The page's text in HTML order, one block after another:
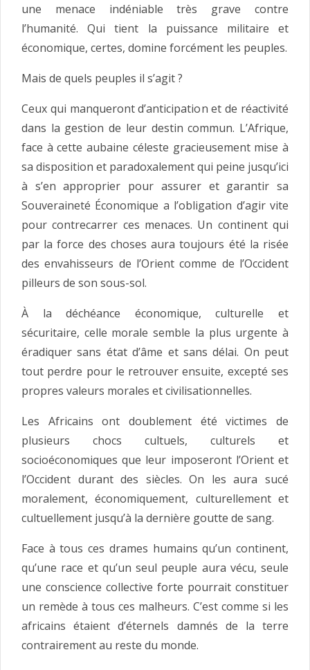
une menace indéniable très grave contre
l’humanité. Qui tient la puissance militaire et
économique, certes, domine forcément les peuples.
Mais de quels peuples il s’agit ?
Ceux qui manqueront d’anticipation et de réactivité
dans la gestion de leur destin commun. L’Afrique,
face à cette aubaine céleste gracieusement mise à
sa disposition et paradoxalement qui peine jusqu’ici
à s’en approprier pour assurer et garantir sa
Souveraineté Économique a l’obligation d’agir vite
pour contrecarrer ces menaces. Un continent qui
par la force des choses aura toujours été la risée
des envahisseurs de l’Orient comme de l’Occident
pilleurs de son sous-sol.
À la déchéance économique, culturelle et
sécuritaire, celle morale semble la plus urgente à
éradiquer sans état d’âme et sans délai. On peut
tout perdre pour le retrouver ensuite, excepté ses
propres valeurs morales et civilisationnelles.
Les Africains ont doublement été victimes de
plusieurs chocs cultuels, culturels et
socioéconomiques que leur imposeront l’Orient et
l’Occident durant des siècles. On les aura sucé
moralement, économiquement, culturellement et
cultuellement jusqu’à la dernière goutte de sang.
Face à tous ces drames humains qu’un continent,
qu’une race et qu’un seul peuple aura vécu, seule
une conscience collective forte pourrait constituer
un remède à tous ces malheurs. C’est comme si les
africains étaient d’éternels damnés de la terre
contrairement au reste du monde.